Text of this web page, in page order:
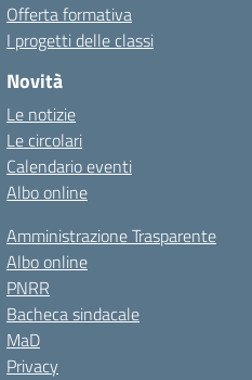
Offerta formativa
I progetti delle classi
Novità
Le notizie
Le circolari
Calendario eventi
Albo online
Amministrazione Trasparente
Albo online
PNRR
Bacheca sindacale
MaD
Privacy